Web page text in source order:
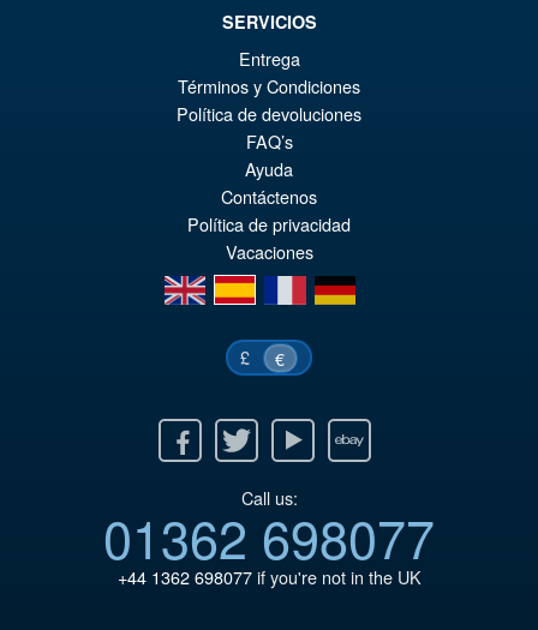
VORBESTELLUNGEN
SERVICIOS
Entrega
Términos y Condiciones
Política de devoluciones
FAQ’s
Ayuda
Contáctenos
Política de privacidad
Vacaciones
en
es fr de
£ €
Twitter Youtube Ebay
Call us:
01362 698077
+44 1362 698077if you're not in the UK